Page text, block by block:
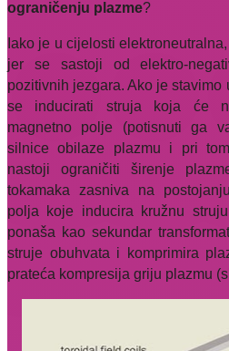
ograničenju plazme?
Iako je u cijelosti
jer se sastoji od elektro-
pozitivnih jezgara. Ako je
se inducirati struja koja će
magnetno polje (potisnuti ga
silnice obilaze plazmu i pri
nastoji ograničiti širenje
tokamaka zasniva na
polja koje inducira kružnu
ponaša kao sekundar
struje obuhvata i komprimira
prateća kompresija griju plazmu